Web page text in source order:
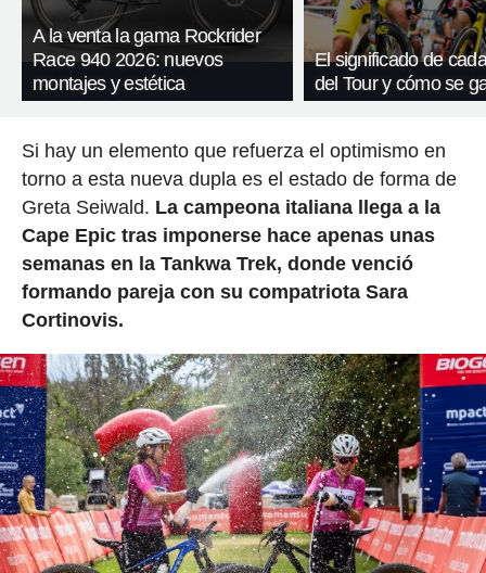
A la venta la gama Rockrider
Race 940 2026: nuevos
montajes y estética
El significado de
del Tour y cómo se
Si hay un elemento que refuerza el optimismo en
torno a esta nueva dupla es el estado de forma de
Greta Seiwald. La campeona italiana llega a la
Cape Epic tras imponerse hace apenas unas
semanas en la Tankwa Trek, donde venció
formando pareja con su compatriota Sara
Cortinovis.